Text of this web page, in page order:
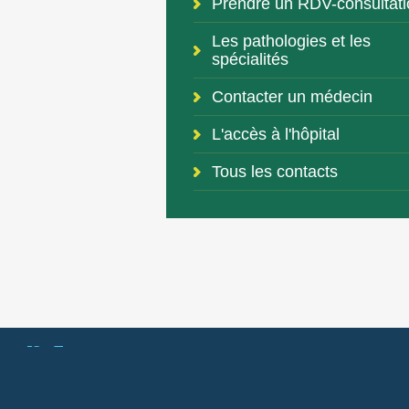
Prendre un RDV-
Les pathologies et les
spécialités
Contacter un médecin
L'accès à l'hôpital
Tous les contacts